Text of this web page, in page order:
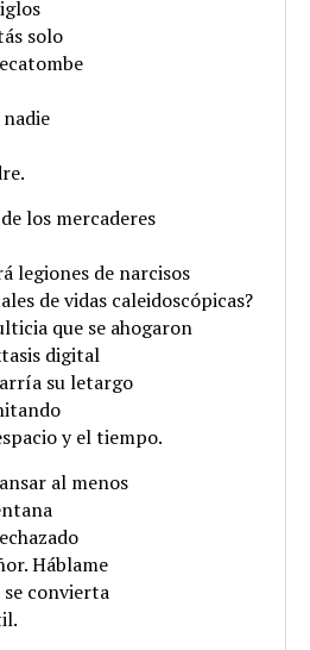
solo
los mercaderes
legiones de narcisos
de vidas caleidoscópicas?
que se ahogaron
digital
su letargo
y el tiempo.
al menos
Háblame
convierta